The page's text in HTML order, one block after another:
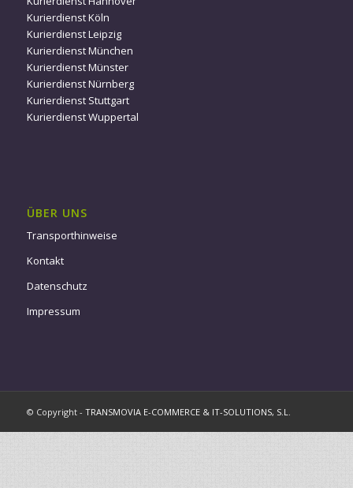
Kurierdienst Köln
Kurierdienst Leipzig
Kurierdienst München
Kurierdienst Münster
Kurierdienst Nürnberg
Kurierdienst Stuttgart
Kurierdienst Wuppertal
ÜBER UNS
Transporthinweise
Kontakt
Datenschutz
Impressum
© Copyright - TRANSMOVIA E-COMMERCE & IT-SOLUTIONS, S.L.